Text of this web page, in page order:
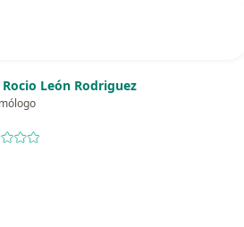
Rocio León Rodriguez